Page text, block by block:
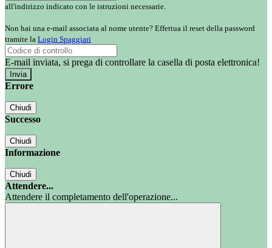
all'indirizzo indicato con le istruzioni necessarie.
Non hai una e-mail associata al nome utente? Effettua il reset della password
tramite la Login Spaggiari
E-mail inviata, si prega di controllare la casella di posta elettronica!
Errore
Chiudi
Successo
Chiudi
Informazione
Chiudi
Attendere...
Attendere il completamento dell'operazione...